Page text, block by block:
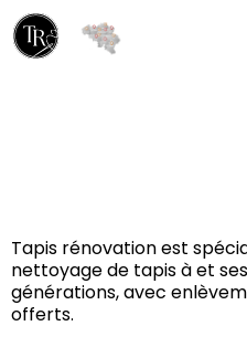
Tapis rénovation est
nettoyage de tapis à et
générations, avec
offerts.